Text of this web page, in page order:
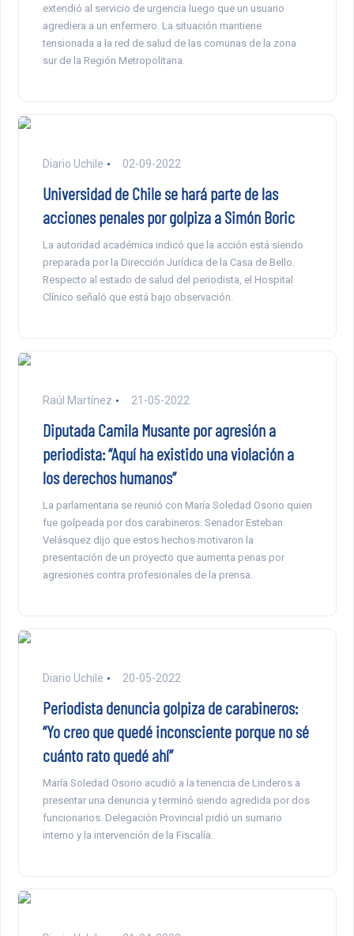
extendió al servicio de urgencia luego que un usuario
agrediera a un enfermero. La situación mantiene
tensionada a la red de salud de las comunas de la zona
sur de la Región Metropolitana.
Diario Uchile 02-09-2022
Universidad de Chile se hará parte de las
acciones penales por golpiza a Simón Boric
La autoridad académica indicó que la acción está siendo
preparada por la Dirección Jurídica de la Casa de Bello.
Respecto al estado de salud del periodista, el Hospital
Clínico señaló que está bajo observación.
Raúl Martínez 21-05-2022
Diputada Camila Musante por agresión a
periodista: “Aquí ha existido una violación a
los derechos humanos”
La parlamentaria se reunió con María Soledad Osorio quien
fue golpeada por dos carabineros. Senador Esteban
Velásquez dijo que estos hechos motivaron la
presentación de un proyecto que aumenta penas por
agresiones contra profesionales de la prensa.
Diario Uchile 20-05-2022
Periodista denuncia golpiza de carabineros:
“Yo creo que quedé inconsciente porque no sé
cuánto rato quedé ahí”
María Soledad Osorio acudió a la tenencia de Linderos a
presentar una denuncia y terminó siendo agredida por dos
funcionarios. Delegación Provincial pidió un sumario
interno y la intervención de la Fiscalía.